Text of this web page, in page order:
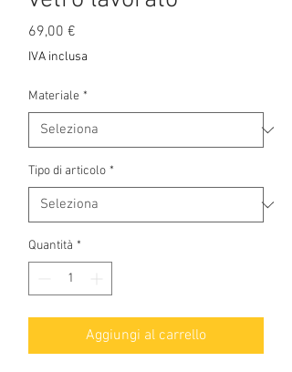
69,00 €
IVA inclusa
Materiale *
Tipo di articolo *
Quantità *
Aggiungi al carrello